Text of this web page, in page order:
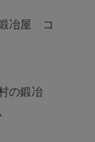
冶屋 コ
の鍛冶